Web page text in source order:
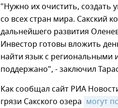
"Нужно их очистить, создать
со всех стран мира. Сакский
дальнейшего развития
Инвестор готовы вложить
найти язык с
поддержано", - заключил
Как сообщал сайт РИА
грязи Сакского озера могут